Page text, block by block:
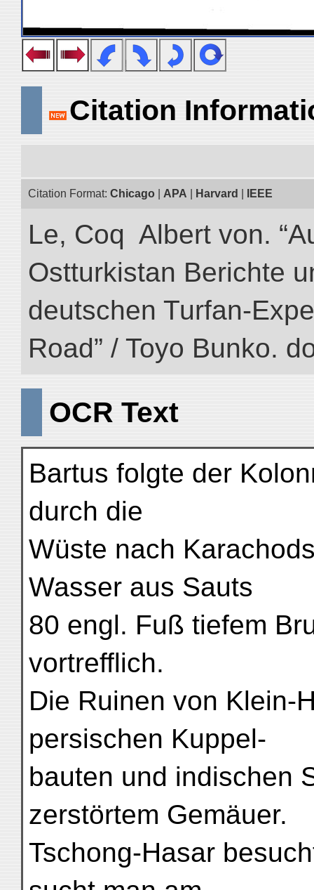
Citation
Citation Format: Chicago APA Harvard IEEE
Le, Coq Albert von.
Ostturkistan Berichte
deutschen Turfan-
Road” / Toyo Bunko.
OCR Text
Bartus folgte der
durch die
Wüste nach
Wasser aus Sauts
80 engl. Fuß tiefem
vortrefflich.
Die Ruinen von Klein-
persischen Kuppel-
bauten und indischen
zerstörtem Gemäuer.
Tschong-Hasar